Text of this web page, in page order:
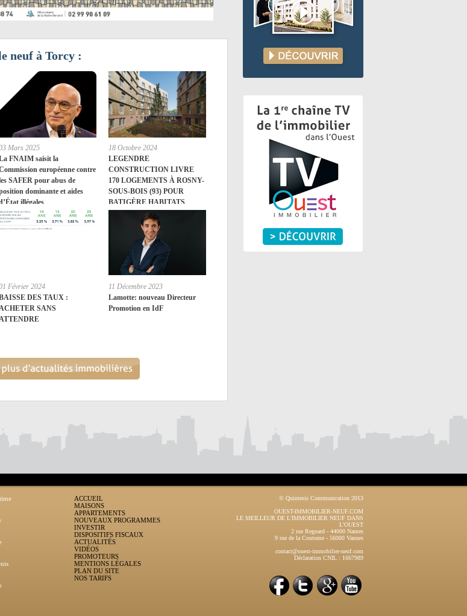
neuf à Torcy :
Mars 2025
FNAIM saisit la
européenne contre
SAFER pour abus de
dominante et aides
illégales
18 Octobre 2024
LEGENDRE
CONSTRUCTION LIVRE
170 LOGEMENTS À ROSNY-
SOUS-BOIS (93) POUR
BATIGÈRE HABITATS
SOLIDAIRES, AU SERVICE
DE L’HABITAT SOCIAL
Février 2024
DES TAUX :
SANS
11 Décembre 2023
Lamotte: nouveau Directeur
Promotion en IdF
ACCUEIL
MAISONS
APPARTEMENTS
NOUVEAUX PROGRAMMES
INVESTIR
DISPOSITIFS FISCAUX
ACTUALITÉS
VIDÉOS
PROMOTEURS
MENTIONS LÉGALES
PLAN DU SITE
NOS TARIFS
© Quintesis Communication 2013
OUEST-IMMOBILIER-NEUF.COM
LE MEILLEUR DE L'IMMOBILIER NEUF DANS
L'OUEST
2 rue Regnard - 44000 Nantes
9 rue de la Coutume - 56000 Vannes
contact@ouest-immobilier-neuf.com
Déclaration CNIL : 1667989